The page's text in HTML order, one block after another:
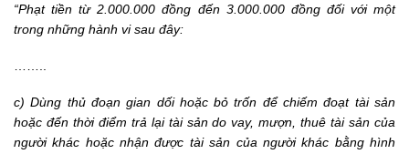
“Phạt tiền từ 2.000.000 đồng đến 3.000.000 đồng đối với một
trong những hành vi sau đây:
c) Dùng thủ đoạn gian dối hoặc bỏ trốn để chiếm đoạt tài sản
hoặc đến thời điểm trả lại tài sản do vay, mượn, thuê tài sản của
người khác hoặc nhận được tài sản của người khác bằng hình